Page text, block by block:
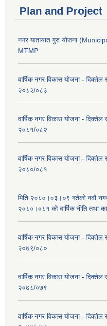
Plan and Project
नगर यातायात गुरु योजना
MTMP
वार्षिक नगर विकास योजना -
२०८२/०८३
वार्षिक नगर विकास योजना -
२०८१/०८२
वार्षिक नगर विकास योजना -
२०८०/०८१
मिति २०८०।०३।०९ गतेको नवौ
२०८०।०८१ को वार्षिक नीति तथा
वार्षिक नगर विकास योजना -
२०७९/०८०
वार्षिक नगर विकास योजना -
२०७८/०७९
वार्षिक नगर विकास योजना -